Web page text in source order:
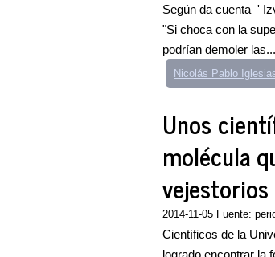
Según da cuenta '
"Si choca con la
podrían demoler las...
Nicolás Pablo
Unos
molécula
vejestorios
2014-11-05 Fuente:
Científicos de la
logrado encontrar la